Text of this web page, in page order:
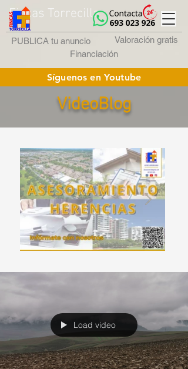
Fincas Torrecilla
PUBLICA tu anuncio
Valoración gratis
Financiación
Síguenos en Youtube
VideoBlog
Load video